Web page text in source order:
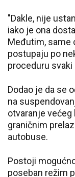
"Dakle, nije
iako je ona
Međutim, same
postupaju po
proceduru svaki
Dodao je da se
na
otvaranje većeg
graničnim
autobuse.
Postoji
poseban režim